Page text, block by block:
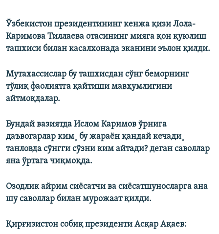
Ўзбекистон президентининг кенжа қизи Лола-
Каримова Тиллаева отасининг мияга қон қуюлиш
ташхиси билан касалхонада эканини эълон қилди.
Мутахассислар бу ташхисдан сўнг беморнинг
тўлиқ фаолиятга қайтиши мавҳумлигини
айтмоқдалар.
Бундай вазиятда Ислом Каримов ўрнига
даъвогарлар ким¸ бу жараëн қандай кечади¸
танловда сўнгги сўзни ким айтади? деган саволлар
яна ўртага чиқмоқда.
Озодлик айрим сиëсатчи ва сиëсатшуносларга ана
шу саволлар билан мурожаат қилди.
Қирғизистон собиқ президенти Асқар Ақаев: